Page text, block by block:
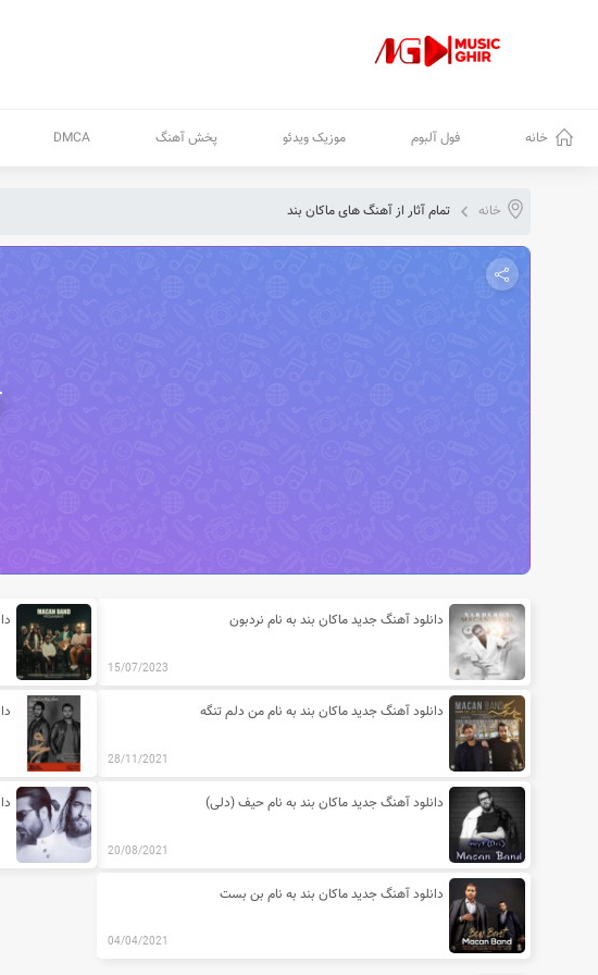
خانه فول آلبوم موزیک ویدئو پخش آهنگ DMCA
خانه تمام آثار از آهنگ های ماکان بند
آخرین مطالب دسته بندی آهنگ های ماکان
دانلود آهنگ جدید ماکان بند به نام نردبون
15/07/2023
دانلود آهنگ جدید ماکان بند به نام من دلم تنگه
28/11/2021
دانلود آهنگ جدید ماکان بند به نام حیف (دلی)
20/08/2021
دانلود آهنگ جدید ماکان بند به نام بن بست
04/04/2021